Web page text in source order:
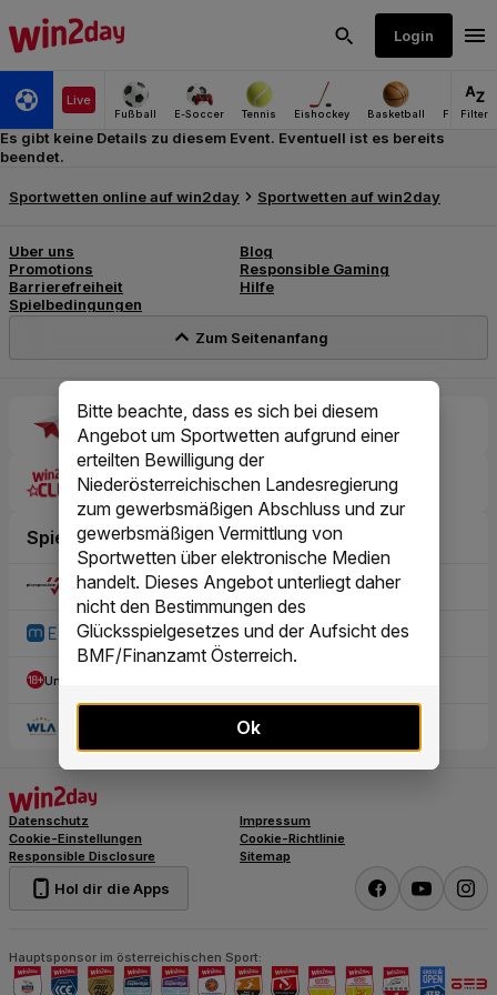
Bitte beachte, dass es sich bei diesem
Angebot um Sportwetten aufgrund einer
erteilten Bewilligung der
Niederösterreichischen Landesregierung
zum gewerbsmäßigen Abschluss und zur
gewerbsmäßigen Vermittlung von
Sportwetten über elektronische Medien
handelt. Dieses Angebot unterliegt daher
nicht den Bestimmungen des
Glücksspielgesetzes und der Aufsicht des
BMF/Finanzamt Österreich.
Ok
Es gibt keine Details zu diesem Event. Eventuell ist es bereits
beendet.